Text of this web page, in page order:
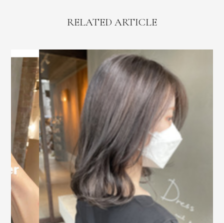
RELATED ARTICLE